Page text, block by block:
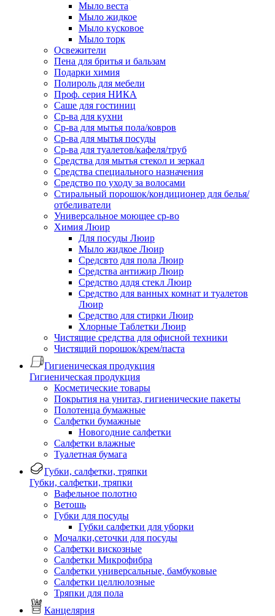
Мыло веста
Мыло жидкое
Мыло кусковое
Мыло торк
Освежители
Пена для бритья и бальзам
Подарки химия
Полироль для мебели
Проф. серия НИКА
Саше для гостиниц
Ср-ва для кухни
Ср-ва для мытья пола/ковров
Ср-ва для мытья посуды
Ср-ва для туалетов/кафеля/труб
Средства для мытья стекол и зеркал
Средства специального назначения
Средство по уходу за волосами
Стиральный порошок/кондиционер для белья/
отбеливатели
Универсальное моющее ср-во
Химия Люир
Для посуды Люир
Мыло жидкое Люир
Средсвто для пола Люир
Средства антижир Люир
Средство длдя стекл Люир
Средство для ванных комнат и туалетов
Люир
Средство для стирки Люир
Хлорные Таблетки Люир
Чистящие средства для офисной техники
Чистящий порошок/крем/паста
Гигиеническая продукция
Гигиеническая продукция
Косметические товары
Покрытия на унитаз, гигиенические пакеты
Полотенца бумажные
Салфетки бумажные
Новогодние салфетки
Салфетки влажные
Туалетная бумага
Губки, салфетки, тряпки
Губки, салфетки, тряпки
Вафельное полотно
Ветошь
Губки для посуды
Губки салфетки для уборки
Мочалки,сеточки для посуды
Салфетки вискозные
Салфетки Микрофибра
Салфетки универсальные, бамбуковые
Салфетки целлюлозные
Тряпки для пола
Канцелярия